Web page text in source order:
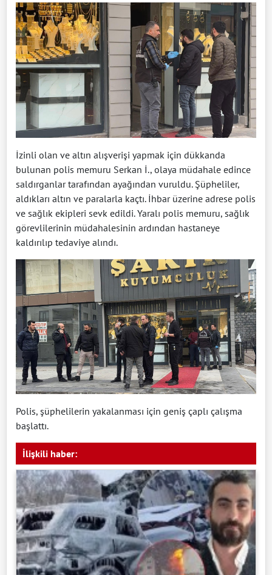
İzinli olan ve altın alışverişi yapmak için dükkanda
bulunan polis memuru Serkan İ., olaya müdahale edince
saldırganlar tarafından ayağından vuruldu. Şüpheliler,
aldıkları altın ve paralarla kaçtı. İhbar üzerine adrese polis
ve sağlık ekipleri sevk edildi. Yaralı polis memuru, sağlık
görevlilerinin müdahalesinin ardından hastaneye
kaldırılıp tedaviye alındı.
Polis, şüphelilerin yakalanması için geniş çaplı çalışma
başlattı.
İlişkili haber: